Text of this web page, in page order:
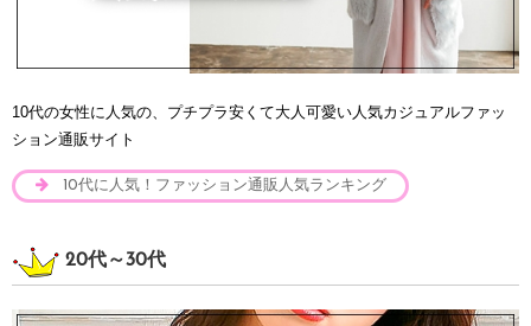
10代の女性に人気の、プチプラ安くて大人可愛い人気カジュアルファッ
ション通販サイト
10代に人気！ファッション通販人気ランキング
20代～30代